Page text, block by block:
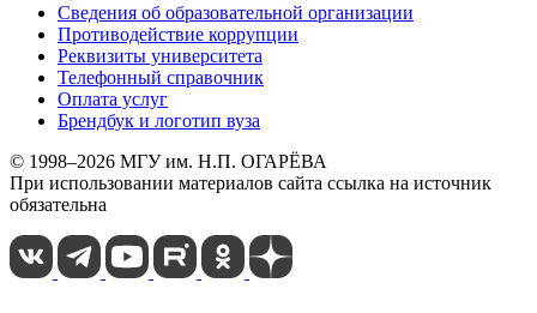
Сведения об образовательной организации
Противодействие коррупции
Реквизиты университета
Телефонный справочник
Оплата услуг
Брендбук и логотип вуза
© 1998–2026 МГУ им. Н.П. ОГАРЁВА
При использовании материалов сайта ссылка на источник
обязательна